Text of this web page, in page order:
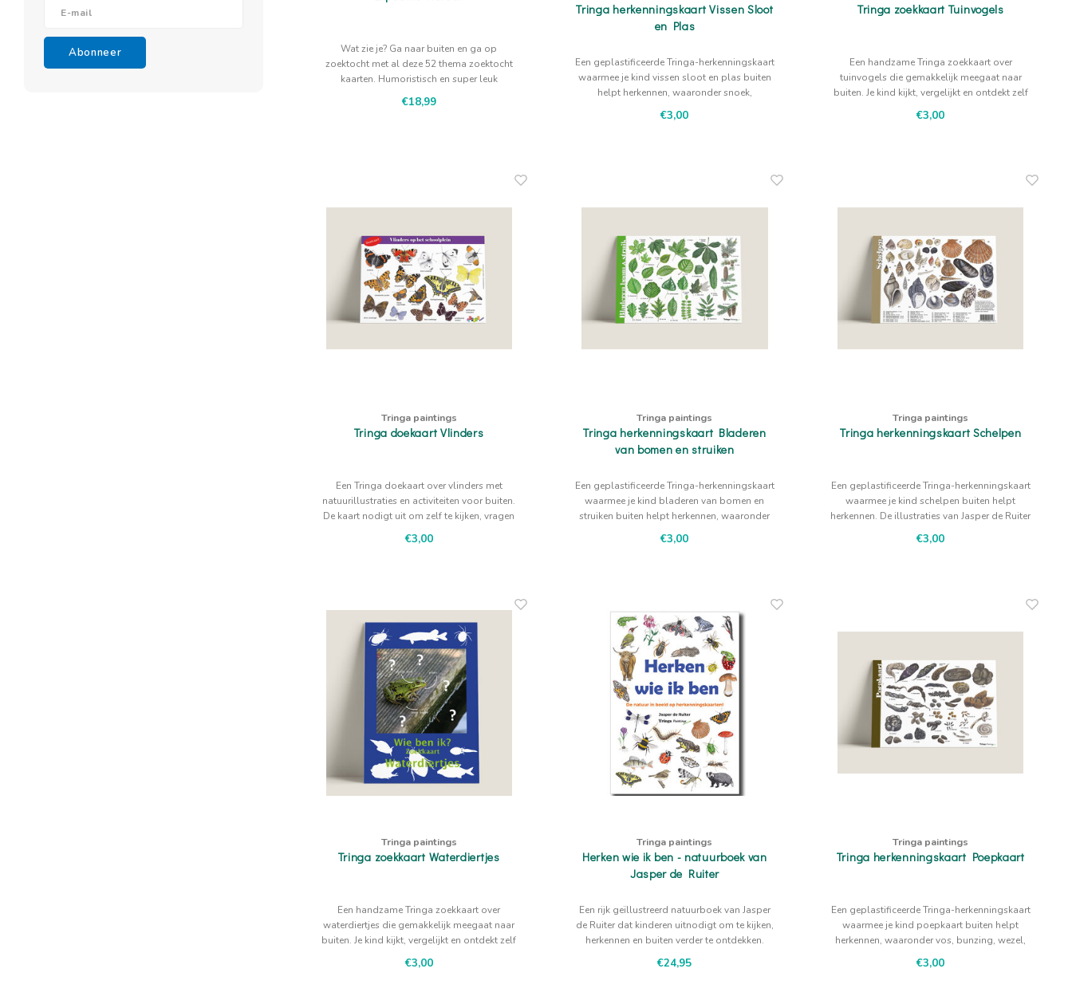
Abonneer
Wat zie je? Ga naar buiten en ga op
zoektocht met al deze 52 thema zoektocht
kaarten. Humoristisch en super leuk
wat zorgt voor fantastische zoektochten
€18,99
Tringa herkenningskaart Vissen Sloot
en Plas
Een geplastificeerde Tringa-herkenningskaart
waarmee je kind vissen sloot en plas buiten
helpt herkennen, waaronder snoek,
illustraties van Jasper de Ruiter geven
€3,00
Tringa zoekkaart Tuinvogels
Een handzame Tringa zoekkaart over
tuinvogels die gemakkelijk meegaat naar
buiten. Je kind kijkt, vergelijkt en ontdekt zelf
zijn.
€3,00
Tringa paintings
Tringa doekaart Vlinders
Een Tringa doekaart over vlinders met
natuurillustraties en activiteiten voor buiten.
De kaart nodigt uit om zelf te kijken, vragen
te stellen en verder te onderzoeken.
€3,00
Tringa paintings
Tringa herkenningskaart Bladeren
van bomen en struiken
Een geplastificeerde Tringa-herkenningskaart
waarmee je kind bladeren van bomen en
struiken buiten helpt herkennen, waaronder
eik, berk, beuk, wilg, kastanje, plataan, es,
els, acacia. De illustraties van Jasper de
€3,00
Tringa paintings
Tringa herkenningskaart Schelpen
Een geplastificeerde Tringa-herkenningskaart
waarmee je kind schelpen buiten helpt
herkennen. De illustraties van Jasper de Ruiter
geven houvast bij rustig kijken en vergelijken.
€3,00
Tringa paintings
Tringa zoekkaart Waterdiertjes
Een handzame Tringa zoekkaart over
waterdiertjes die gemakkelijk meegaat naar
buiten. Je kind kijkt, vergelijkt en ontdekt zelf
zijn.
€3,00
Tringa paintings
Herken wie ik ben - natuurboek van
Jasper de Ruiter
Een rijk geïllustreerd natuurboek van Jasper
de Ruiter dat kinderen uitnodigt om te kijken,
herkennen en buiten verder te ontdekken.
€24,95
Tringa paintings
Tringa herkenningskaart Poepkaart
Een geplastificeerde Tringa-herkenningskaart
waarmee je kind poepkaart buiten helpt
herkennen, waaronder vos, bunzing, wezel,
hazen, konijnen. De illustraties van Jasper de
€3,00